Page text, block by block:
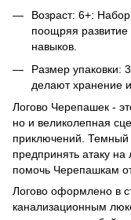
Возраст: 6+:
поощряя
навыков.
Размер упаковки:
делают хранение
Логово Черепашек -
но и великолепная
приключений.
предпринять атаку
помочь Черепашкам
Логово оформлено в
канализационным